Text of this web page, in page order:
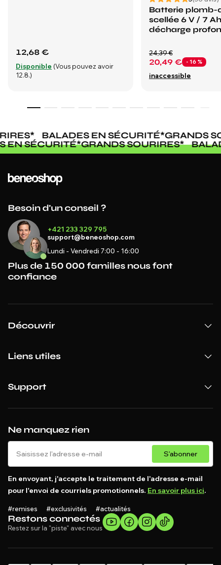
12,68 €
Disponible (Vous pouvez avoir
12.8.)
Batterie plomb-
scellée 6 V / 7
décharge
20,49 € - 16 %
24,39 €
inaccessible
* BALADES EN SÉCURITÉ*GRANDS
EN SÉCURITÉ*GRANDS SOURIRES*
Restons connectés
Restez sur la "piste" avec nous
Ne manquez rien
S'abonner
En envoyant, j'accepte le traitement de l'adresse e-mail
pour l'envoi de courriels promotionnels. En savoir plus ici.
#remises #exclusivités #actualités
Besoin d'un conseil ?
+421 233 329 795
support@beneoshop.com
Lundi - Vendredi 7:00 - 16:00
Plus de 150 000 familles nous font
confiance
Découvrir
Liens utiles
Support